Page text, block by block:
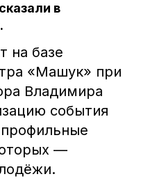
в
на базе
«Машук» при
Владимира
события
—